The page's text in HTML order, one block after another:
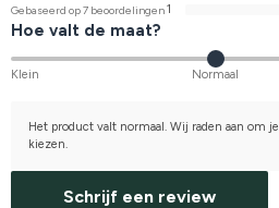
Gebaseerd op 7 beoordelingen1
Hoe valt de maat?
Klein Normaal
Het product valt normaal. Wij raden aan om
kiezen.
Schrijf een review